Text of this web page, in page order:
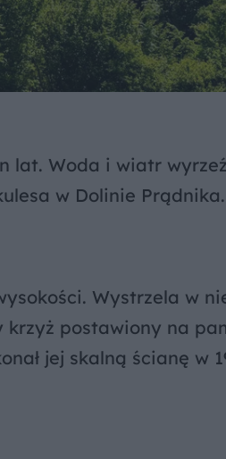
lat. Woda i wiatr
w Dolinie Prądnika.
Wystrzela w
krzyż postawiony na
jej skalną ścianę w